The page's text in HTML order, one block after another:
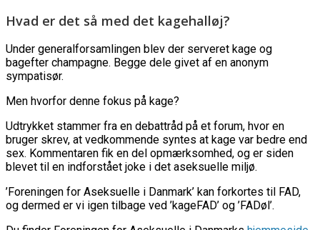
Hvad er det så med det kagehalløj?
Under generalforsamlingen blev der serveret kage og
bagefter champagne. Begge dele givet af en anonym
sympatisør.
Men hvorfor denne fokus på kage?
Udtrykket stammer fra en debattråd på et forum, hvor en
bruger skrev, at vedkommende syntes at kage var bedre end
sex. Kommentaren fik en del opmærksomhed, og er siden
blevet til en indforstået joke i det aseksuelle miljø.
’Foreningen for Aseksuelle i Danmark’ kan forkortes til FAD,
og dermed er vi igen tilbage ved ’kageFAD’ og ’FADøl’.